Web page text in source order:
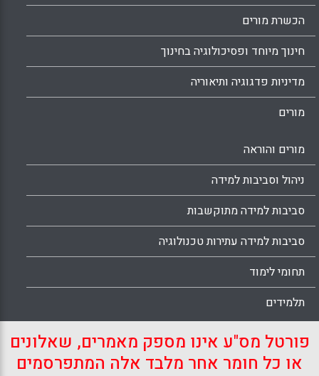
הכשרת מורים
חינוך מיוחד ופסיכולוגיה בחינוך
מדיניות פדגוגיה ותיאוריה
מורים
מורים והוראה
ניהול וסביבות למידה
סביבות למידה מתוקשבות
סביבות למידה עתירות טכנולוגיה
תחומי לימוד
תלמידים
פורטל מס"ע אינו מספק מאמרים, שאלונים
או כל חומר אחר מלבד אלה המתפרסמים